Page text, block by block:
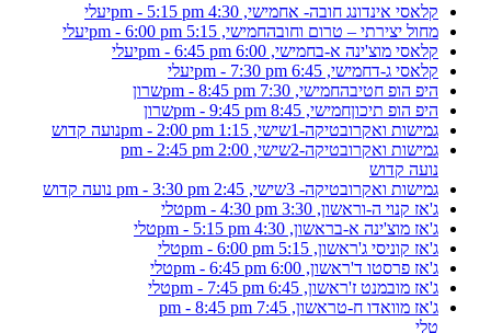
קלאסי אינדונג חובה- אחמישי, 4:30 pm - 5:15 pm
יעלי
מחול יצירתי – טרום וחובהחמישי, 5:15 pm - 6:00 pm
יעלי
קלאסי מוצ'ינה א-בחמישי, 6:00 pm - 6:45 pm
יעלי
קלאסי ג-דחמישי, 6:45 pm - 7:30 pm
יעלי
היפ הופ חטיבהחמישי, 7:30 pm - 8:45 pm
שרון
היפ הופ תיכוןחמישי, 8:45 pm - 9:45 pm
שרון
גמישות ואקרובטיקה-1 שישי, 1:15 pm - 2:00 pm
נועה קדוש
גמישות ואקרובטיקה-2 שישי, 2:00 pm - 2:45 pm
נועה קדוש
גמישות ואקרובטיקה- 3
שישי, 2:45 pm - 3:30 pm
נועה קדוש
ג'אז קנוי ה-וראשון, 3:30 pm - 4:30 pm
טלי
ג'אז מוצ'ינה א-בראשון, 4:30 pm - 5:15 pm
טלי
ג'אז קוניסי ג'ראשון, 5:15 pm - 6:00 pm
טלי
ג'אז פרסטו ד'ראשון, 6:00 pm - 6:45 pm
טלי
ג'אז מובמנט ז'ראשון, 6:45 pm - 7:45 pm
טלי
ג'אז מוואדו ח-טראשון, 7:45 pm - 8:45 pm
טלי